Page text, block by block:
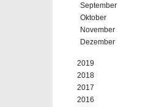
September
Oktober
November
Dezember
2019
2018
2017
2016